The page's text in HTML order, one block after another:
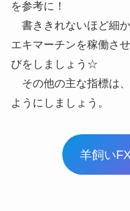
を参考に！
書ききれないほど細
エキマーチンを稼働さ
びをしましょう☆
その他の主な指標は
ようにしましょう。
羊飼い